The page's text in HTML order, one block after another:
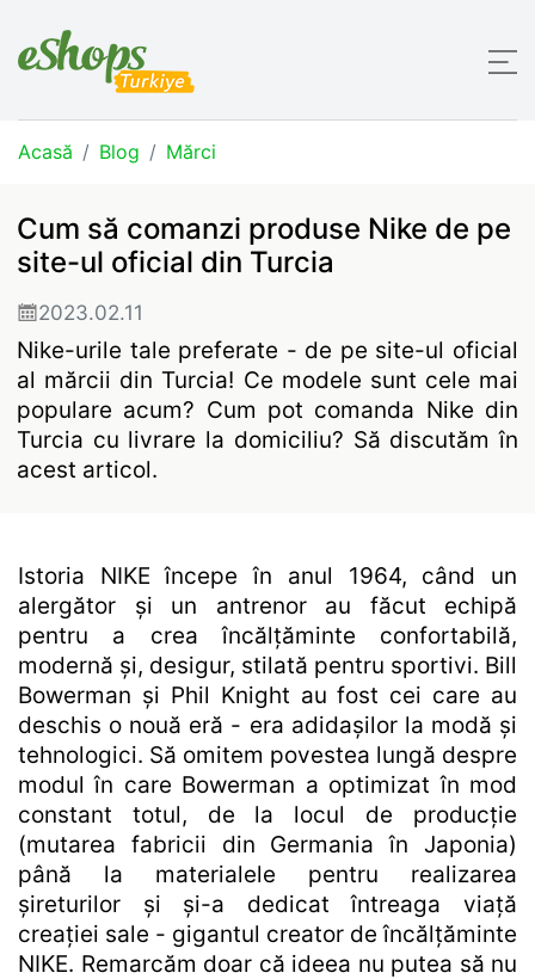
Acasă Blog Mărci
Cum să comanzi produse Nike de pe
site-ul oficial din Turcia
2023.02.11
Nike-urile tale preferate - de pe site-ul oficial
al mărcii din Turcia! Ce modele sunt cele mai
populare acum? Cum pot comanda Nike din
Turcia cu livrare la domiciliu? Să discutăm în
acest articol.
Istoria NIKE începe în anul 1964, când un
alergător și un antrenor au făcut echipă
pentru a crea încălțăminte confortabilă,
modernă și, desigur, stilată pentru sportivi. Bill
Bowerman și Phil Knight au fost cei care au
deschis o nouă eră - era adidașilor la modă și
tehnologici. Să omitem povestea lungă despre
modul în care Bowerman a optimizat în mod
constant totul, de la locul de producție
(mutarea fabricii din Germania în Japonia)
până la materialele pentru realizarea
șireturilor și și-a dedicat întreaga viață
creației sale - gigantul creator de încălțăminte
NIKE. Remarcăm doar că ideea nu putea să nu